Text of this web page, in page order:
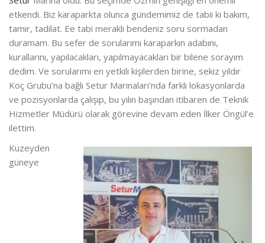
etkendi. Biz karaparkta olunca gündemimiz de tabii ki bakım,
tamir, tadilat. Ee tabi meraklı bendeniz soru sormadan
duramam. Bu sefer de sorularımı karaparkın adabını,
kurallarını, yapılacakları, yapılmayacakları bir bilene sorayım
dedim. Ve sorularımı en yetkili kişilerden birine, sekiz yıldır
Koç Grubu’na bağlı Setur Marinaları’nda farklı lokasyonlarda
ve pozisyonlarda çalışıp, bu yılın başından itibaren de Teknik
Hizmetler Müdürü olarak görevine devam eden İlker Öngül’e
ilettim.
Kuzeyden
güneye